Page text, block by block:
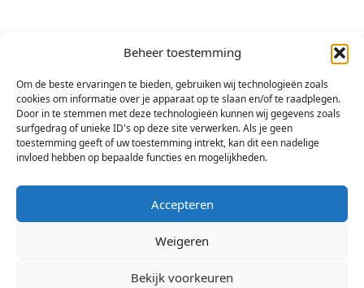
Beheer toestemming
Om de beste ervaringen te bieden, gebruiken wij technologieën zoals
cookies om informatie over je apparaat op te slaan en/of te raadplegen.
Door in te stemmen met deze technologieën kunnen wij gegevens zoals
surfgedrag of unieke ID's op deze site verwerken. Als je geen
toestemming geeft of uw toestemming intrekt, kan dit een nadelige
invloed hebben op bepaalde functies en mogelijkheden.
Accepteren
Weigeren
Bekijk voorkeuren